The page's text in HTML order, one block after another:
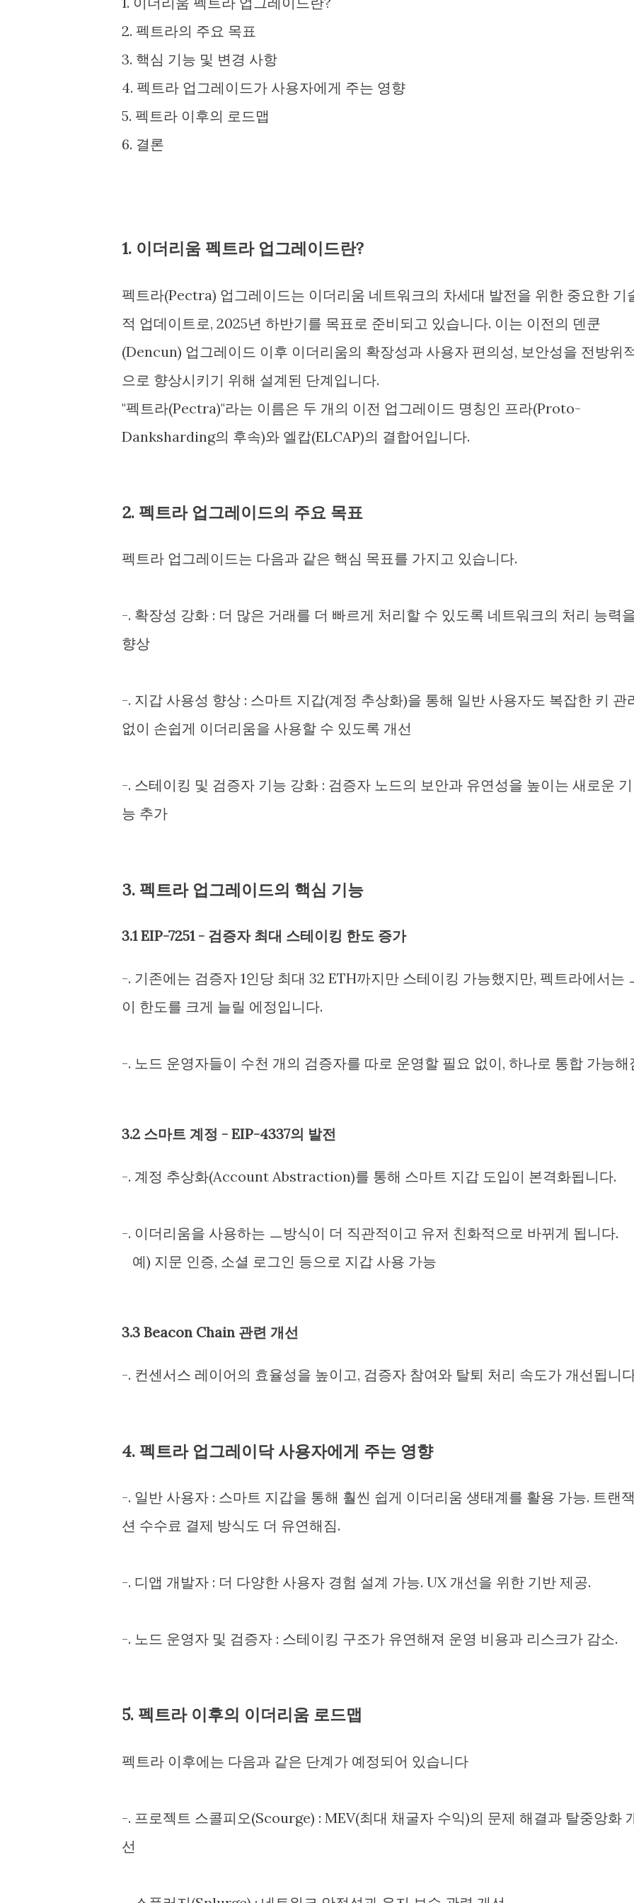
2. 펙트라의 주요 목표
3. 핵심 기능 및 변경 사항
4. 펙트라 업그레이드가 사용자에게 주는 영향
5. 펙트라 이후의 로드맵
6. 결론
1. 이더리움 펙트라 업그레이드란?
펙트라(Pectra) 업그레이드는 이더리움 네트워크의 차세대 발전을 위한 중요한 기
적 업데이트로, 2025년 하반기를 목표로 준비되고 있습니다. 이는 이전의 덴쿤
(Dencun) 업그레이드 이후 이더리움의 확장성과 사용자 편의성, 보안성을 전방위
으로 향상시키기 위해 설계된 단계입니다.
"펙트라(Pectra)"라는 이름은 두 개의 이전 업그레이드 명칭인 프라(Proto-
Danksharding의 후속)와 엘캅(ELCAP)의 결합어입니다.
2. 펙트라 업그레이드의 주요 목표
펙트라 업그레이드는 다음과 같은 핵심 목표를 가지고 있습니다.
-. 확장성 강화 : 더 많은 거래를 더 빠르게 처리할 수 있도록 네트워크의 처리 능력
향상
-. 지갑 사용성 향상 : 스마트 지갑(계정 추상화)을 통해 일반 사용자도 복잡한 키 관
없이 손쉽게 이더리움을 사용할 수 있도록 개선
-. 스테이킹 및 검증자 기능 강화 : 검증자 노드의 보안과 유연성을 높이는 새로운 기
능 추가
3. 펙트라 업그레이드의 핵심 기능
3.1 EIP-7251 - 검증자 최대 스테이킹 한도 증가
-. 기존에는 검증자 1인당 최대 32 ETH까지만 스테이킹 가능했지만, 펙트라에서는
이 한도를 크게 늘릴 에정입니다.
-. 노드 운영자들이 수천 개의 검증자를 따로 운영할 필요 없이, 하나로 통합 가능해
3.2 스마트 계정 - EIP-4337의 발전
-. 계정 추상화(Account Abstraction)를 통해 스마트 지갑 도입이 본격화됩니다.
-. 이더리움을 사용하는 ㅡ방식이 더 직관적이고 유저 친화적으로 바뀌게 됩니다.
예) 지문 인증, 소셜 로그인 등으로 지갑 사용 가능
3.3 Beacon Chain 관련 개선
-. 컨센서스 레이어의 효율성을 높이고, 검증자 참여와 탈퇴 처리 속도가 개선됩니
4. 펙트라 업그레이닥 사용자에게 주는 영향
-. 일반 사용자 : 스마트 지갑을 통해 훨씬 쉽게 이더리움 생태계를 활용 가능. 트랜
션 수수료 결제 방식도 더 유연해짐.
-. 디앱 개발자 : 더 다양한 사용자 경험 설계 가능. UX 개선을 위한 기반 제공.
-. 노드 운영자 및 검증자 : 스테이킹 구조가 유연해져 운영 비용과 리스크가 감소.
5. 펙트라 이후의 이더리움 로드맵
펙트라 이후에는 다음과 같은 단계가 예정되어 있습니다
-. 프로젝트 스콜피오(Scourge) : MEV(최대 채굴자 수익)의 문제 해결과 탈중앙화
선